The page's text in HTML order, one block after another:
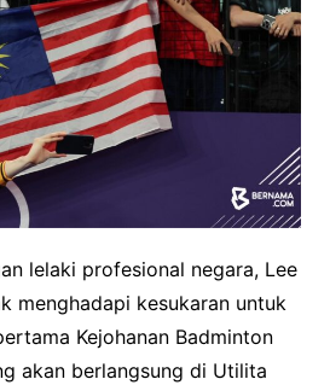
lelaki profesional negara, Lee
menghadapi kesukaran untuk
Kejohanan Badminton
akan berlangsung di Utilita